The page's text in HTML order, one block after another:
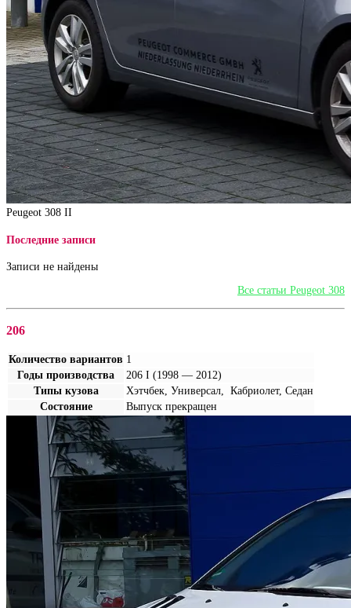
Peugeot 308 II
Последние записи
Записи не найдены
Все статьи Peugeot 308
206
Количество вариантов 1
Годы производства
206 I (1998 — 2012)
Типы кузова
Хэтчбек, Универсал, Кабриолет, Седан
Состояние
Выпуск прекращен